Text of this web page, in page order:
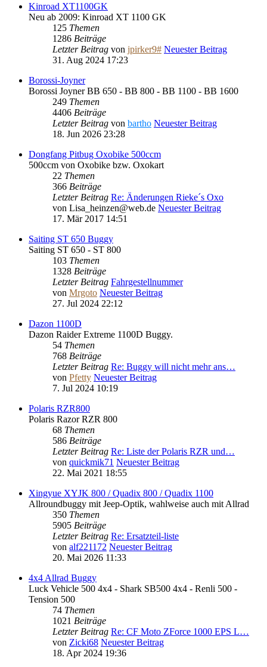
Kinroad XT1100GK
Neu ab 2009: Kinroad XT 1100 GK
125 Themen
1286 Beiträge
Letzter Beitrag von jpirker9# Neuester Beitrag
31. Aug 2024 17:23
Borossi-Joyner
Borossi Joyner BB 650 - BB 800 - BB 1100 - BB 1600
249 Themen
4406 Beiträge
Letzter Beitrag von bartho Neuester Beitrag
18. Jun 2026 23:28
Dongfang Pitbug Oxobike 500ccm
500ccm von Oxobike bzw. Oxokart
22 Themen
366 Beiträge
Letzter Beitrag Re: Änderungen Rieke´s Oxo
von Lisa_heinzen@web.de Neuester Beitrag
17. Mär 2017 14:51
Saiting ST 650 Buggy
Saiting ST 650 - ST 800
103 Themen
1328 Beiträge
Letzter Beitrag Fahrgestellnummer
von Mrgoto Neuester Beitrag
27. Jul 2024 22:12
Dazon 1100D
Dazon Raider Extreme 1100D Buggy.
54 Themen
768 Beiträge
Letzter Beitrag Re: Buggy will nicht mehr ans…
von Pfetty Neuester Beitrag
7. Jul 2024 10:19
Polaris RZR800
Polaris Razor RZR 800
68 Themen
586 Beiträge
Letzter Beitrag Re: Liste der Polaris RZR und…
von quickmik71 Neuester Beitrag
22. Mai 2021 18:55
Xingyue XYJK 800 / Quadix 800 / Quadix 1100
Allroundbuggy mit Jeep-Optik, wahlweise auch mit Allrad
350 Themen
5905 Beiträge
Letzter Beitrag Re: Ersatzteil-liste
von alf221172 Neuester Beitrag
20. Mai 2026 11:33
4x4 Allrad Buggy
Luck Vehicle 500 4x4 - Shark SB500 4x4 - Renli 500 -
Tension 500
74 Themen
1021 Beiträge
Letzter Beitrag Re: CF Moto ZForce 1000 EPS L…
von Zicki68 Neuester Beitrag
18. Apr 2024 19:36